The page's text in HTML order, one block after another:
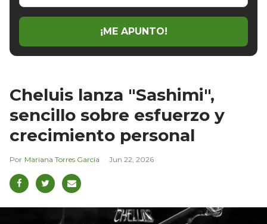
email
¡ME APUNTO!
Cheluis lanza "Sashimi",
sencillo sobre esfuerzo y
crecimiento personal
Mariana Torres García Jun 22, 2026